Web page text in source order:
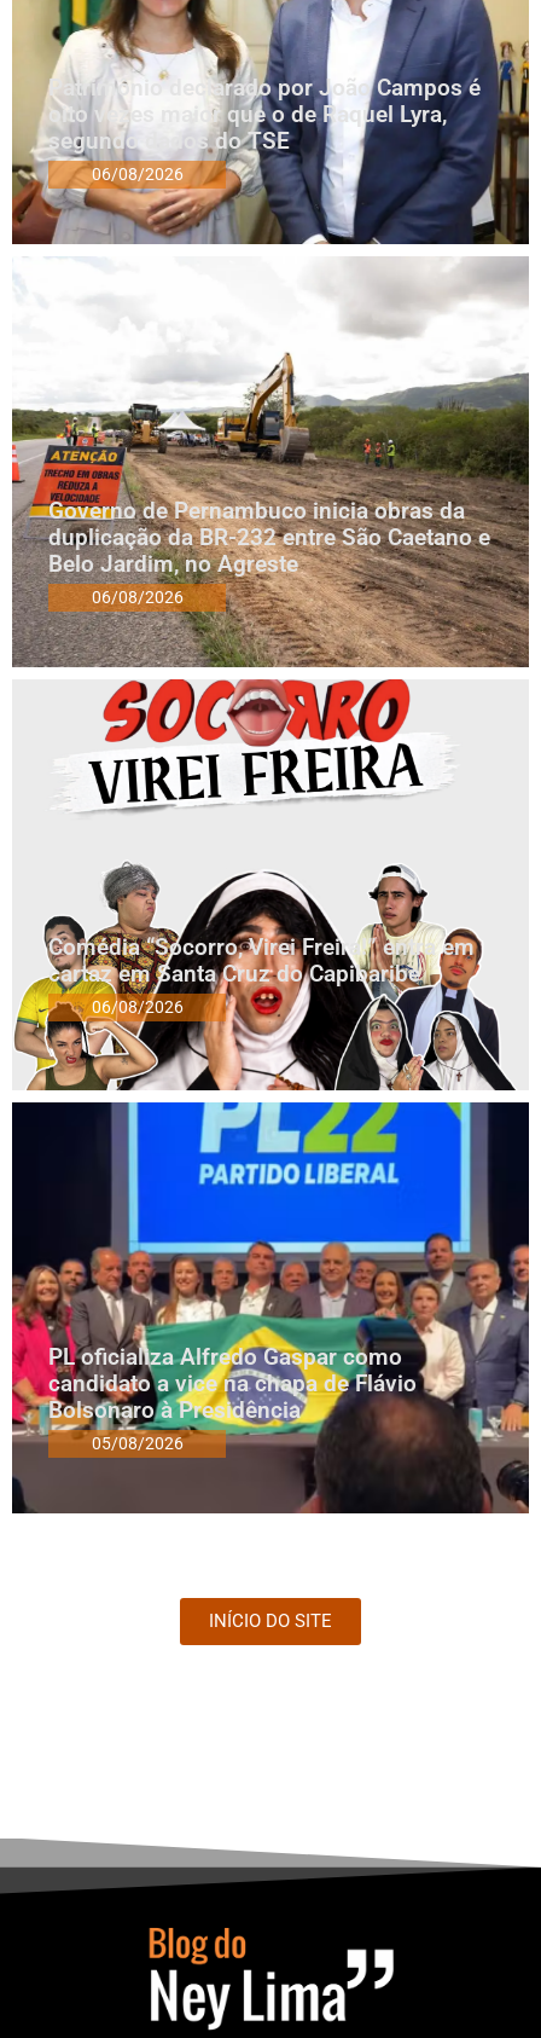
Patrimônio declarado por João Campos é
oito vezes maior que o de Raquel Lyra,
segundo dados do TSE
06/08/2026
Governo de Pernambuco inicia obras da
duplicação da BR-232 entre São Caetano e
Belo Jardim, no Agreste
06/08/2026
Comédia “Socorro, Virei Freira!” entra em
cartaz em Santa Cruz do Capibaribe
06/08/2026
PL oficializa Alfredo Gaspar como
candidato a vice na chapa de Flávio
Bolsonaro à Presidência
05/08/2026
INÍCIO DO SITE